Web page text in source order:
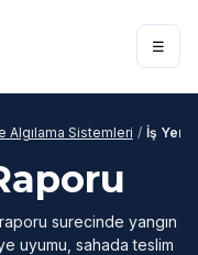
☰
Algılama Sistemleri / İş Yeri
surecinde yangın
uyumu, sahada teslim